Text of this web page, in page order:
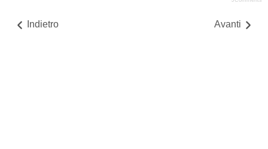
Indietro Avanti